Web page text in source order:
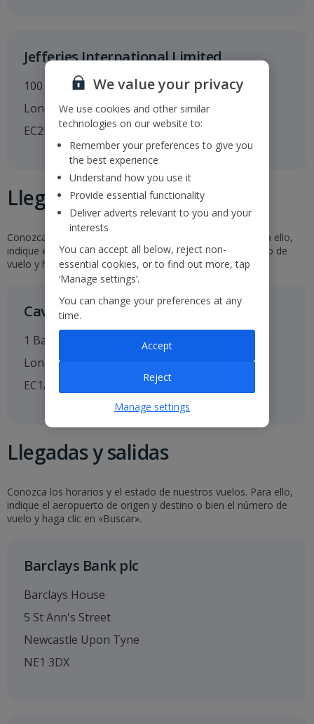
Jefferies International Limited
100 Bishopgate
London
EC2N 4JL
Llegadas y salidas
Conozca los horarios y el estado de nuestros vuelos. Para ello,
indique el aeropuerto de origen y destino o bien el número de
vuelo y haga clic en «Buscar».
Cavendish Capital Markets Limited
1 Bartholomew Close
London
EC1A 7BL
Llegadas y salidas
Conozca los horarios y el estado de nuestros vuelos. Para ello,
indique el aeropuerto de origen y destino o bien el número de
vuelo y haga clic en «Buscar».
Barclays Bank plc
Barclays House
5 St Ann's Street
Newcastle Upon Tyne
NE1 3DX
We value your privacy
We use cookies and other similar
technologies on our website to:
Remember your preferences to give you
the best experience
Understand how you use it
Provide essential functionality
Deliver adverts relevant to you and your
interests
You can accept all below, reject non-
essential cookies, or to find out more, tap
‘Manage settings’.
You can change your preferences at any
time.
Reject
Accept
Manage settings